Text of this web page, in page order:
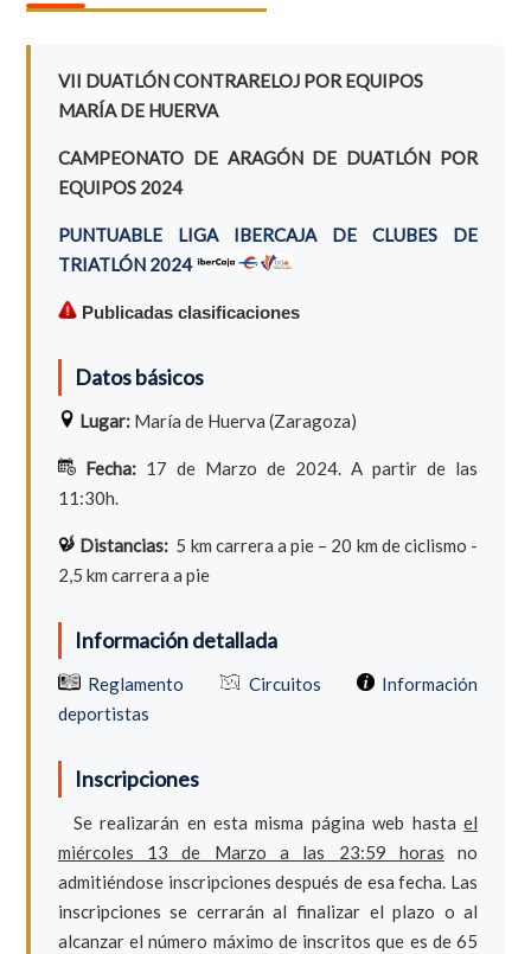
VII DUATLÓN CONTRARELOJ POR EQUIPOS
MARÍA DE HUERVA
CAMPEONATO DE ARAGÓN DE DUATLÓN POR
EQUIPOS 2024
PUNTUABLE LIGA IBERCAJA DE CLUBES DE
TRIATLÓN 2024
Publicadas clasificaciones
Datos básicos
Lugar:María de Huerva (Zaragoza)
Fecha: 17 de Marzo de 2024. A partir de las
11:30h.
Distancias: 5 km carrera a pie – 20 km de ciclismo -
2,5 km carrera a pie
Información detallada
Reglamento Circuitos
Información
deportistas
Inscripciones
Se realizarán en esta misma página web hastael
miércoles 13 de Marzo a las 23:59 horas no
admitiéndose inscripciones después de esa fecha. Las
inscripciones se cerrarán al finalizar el plazo o al
alcanzar el número máximo de inscritos que es de 65